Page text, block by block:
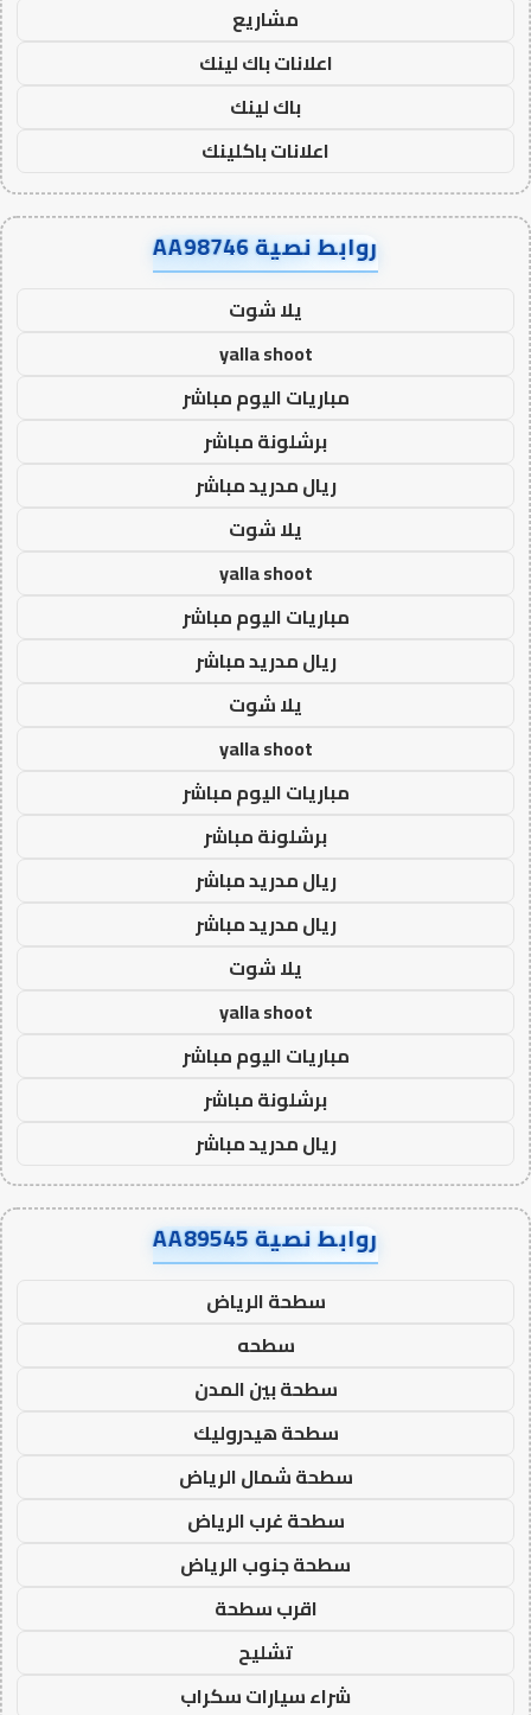
مشاريع
اعلانات باك لينك
باك لينك
اعلانات باكلينك
روابط نصية AA98746
يلا شوت
yalla shoot
مباريات اليوم مباشر
برشلونة مباشر
ريال مدريد مباشر
يلا شوت
yalla shoot
مباريات اليوم مباشر
ريال مدريد مباشر
يلا شوت
yalla shoot
مباريات اليوم مباشر
برشلونة مباشر
ريال مدريد مباشر
ريال مدريد مباشر
يلا شوت
yalla shoot
مباريات اليوم مباشر
برشلونة مباشر
ريال مدريد مباشر
روابط نصية AA89545
سطحة الرياض
سطحه
سطحة بين المدن
سطحة هيدروليك
سطحة شمال الرياض
سطحة غرب الرياض
سطحة جنوب الرياض
اقرب سطحة
تشليح
شراء سيارات سكراب